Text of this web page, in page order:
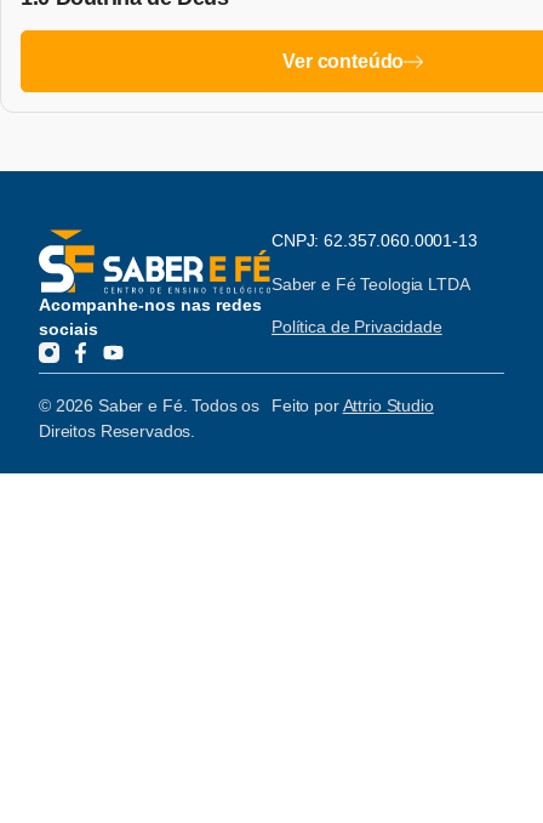
Ver conteúdo
Acompanhe-nos nas redes
sociais
CNPJ: 62.357.060.0001-13
Saber e Fé Teologia LTDA
Política de Privacidade
© 2026 Saber e Fé. Todos os
Direitos Reservados.
Feito porAttrio Studio